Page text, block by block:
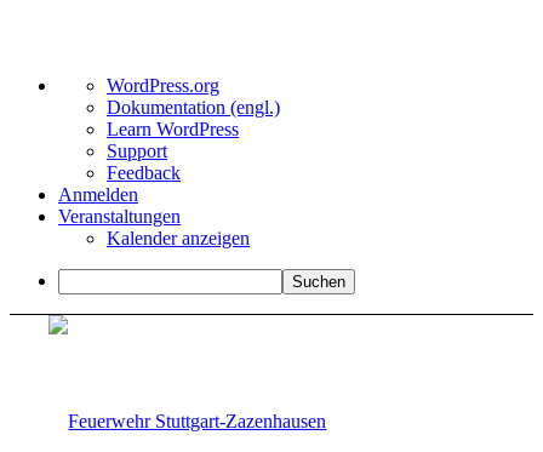
Über
WordPress
WordPress.org
Dokumentation (engl.)
Learn WordPress
Support
Feedback
Anmelden
Veranstaltungen
Kalender anzeigen
Suchen